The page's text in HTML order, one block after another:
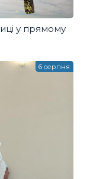
у прямому
6 серпня